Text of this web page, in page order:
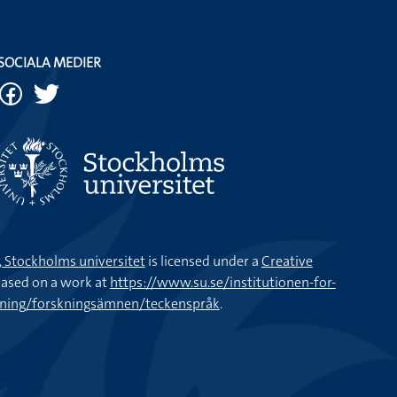
MEDIER
universitetis licensed under aCreative
on a work athttps://www.su.se/institutionen-for-
forskningsämnen/teckenspråk.